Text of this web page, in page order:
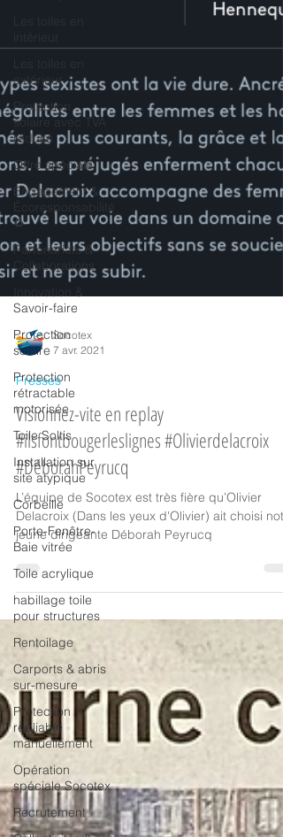
Les toiles en
intérieur
Les toiles en
extérieur
Protection
solaire avec TVA
réduite
Offre spéciale
Engagement &
Écoresponsabilité
♻️
Partenariats &
Collaborations
Innovation &
Savoir-faire
Protection
solaire
Protection
rétractable
motorisée
Toile Soltis
Installation sur
site atypique
Corbeille
Porte-Fenêtre-
Baie vitrée
Toile acrylique
habillage toile
pour structures
Rentoilage
Carports & abris
sur-mesure
Protection
repliable
manuellement
Opération
spéciale Socotex
Recrutement
Socotex
7 avr. 2021
Presses
Visionnez-vite en replay
#ilsfontbougerleslignes #Olivierdelacroix
#DéborahPeyrucq
L’équipe de Socotex est très fière qu’Olivier
Delacroix (Dans les yeux d'Olivier) ait choisi
jeune dirigeante Déborah Peyrucq